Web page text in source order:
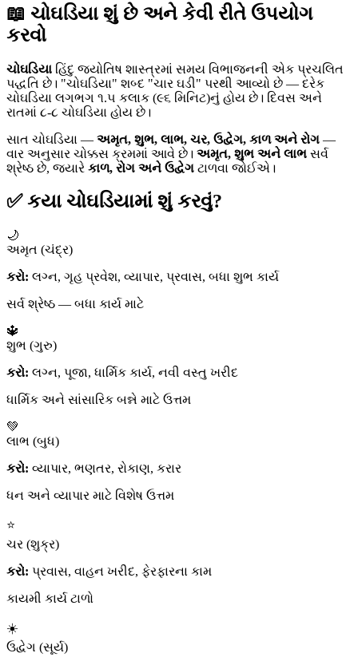
📖 ચોઘડિયા શું છે અને કેવી રીતે ઉપયોગ
કરવો
ચોઘડિયા હિંદુ જ્યોતિષ શાસ્ત્રમાં સમય વિભાજનની એક પ્રચલિત
પદ્ધતિ છે। "ચોઘડિયા" શબ્દ "ચાર ઘડી" પરથી આવ્યો છે — દરેક
ચોઘડિયા લગભગ ૧.૫ કલાક (૯૬ મિનિટ)નું હોય છે। દિવસ અને
રાતમાં ૮-૮ ચોઘડિયા હોય છે।
સાત ચોઘડિયા — અમૃત, શુભ, લાભ, ચર, ઉદ્વેગ, કાળ અને રોગ —
વાર અનુસાર ચોક્કસ ક્રમમાં આવે છે। અમૃત, શુભ અને લાભ સર્વ
શ્રેષ્ઠ છે, જ્યારે કાળ, રોગ અને ઉદ્વેગ ટાળવા જોઈએ।
✅ કયા ચોઘડિયામાં શું કરવું?
🌙
અમૃત (ચંદ્ર)
કરો: લગ્ન, ગૃહ પ્રવેશ, વ્યાપાર, પ્રવાસ, બધા શુભ કાર્ય
સર્વ શ્રેષ્ઠ — બધા કાર્ય માટે
🔱
શુભ (ગુરુ)
કરો: લગ્ન, પૂજા, ધાર્મિક કાર્ય, નવી વસ્તુ ખરીદ
ધાર્મિક અને સાંસારિક બન્ને માટે ઉત્તમ
💚
લાભ (બુધ)
કરો: વ્યાપાર, ભણતર, રોકાણ, કરાર
ધન અને વ્યાપાર માટે વિશેષ ઉત્તમ
⭐
ચર (શુક્ર)
કરો: પ્રવાસ, વાહન ખરીદ, ફેરફારના કામ
કાયમી કાર્ય ટાળો
☀️
ઉદ્વેગ (સૂર્ય)